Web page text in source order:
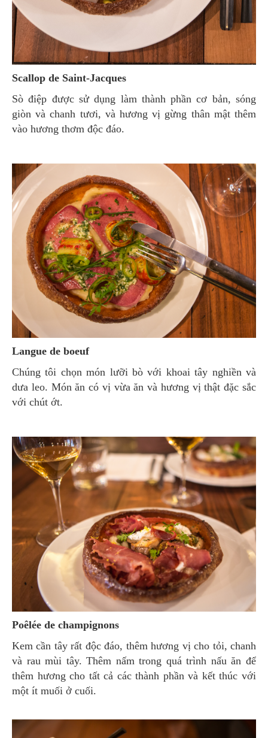
Scallop de Saint-Jacques
Sò điệp được sử dụng làm thành phần cơ bản, sóng
giòn và chanh tươi, và hương vị gừng thân mật thêm
vào hương thơm độc đáo.
Langue de boeuf
Chúng tôi chọn món lưỡi bò với khoai tây nghiền và
dưa leo. Món ăn có vị vừa ăn và hương vị thật đặc sắc
với chút ớt.
Poêlée de champignons
Kem cần tây rất độc đáo, thêm hương vị cho tỏi, chanh
và rau mùi tây. Thêm nấm trong quá trình nấu ăn để
thêm hương cho tất cả các thành phần và kết thúc với
một ít muối ở cuối.